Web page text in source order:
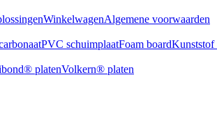
WinkelwagenAlgemene voorwaarden
PVC schuimplaatFoam boardKunststof
platenVolkern® platen